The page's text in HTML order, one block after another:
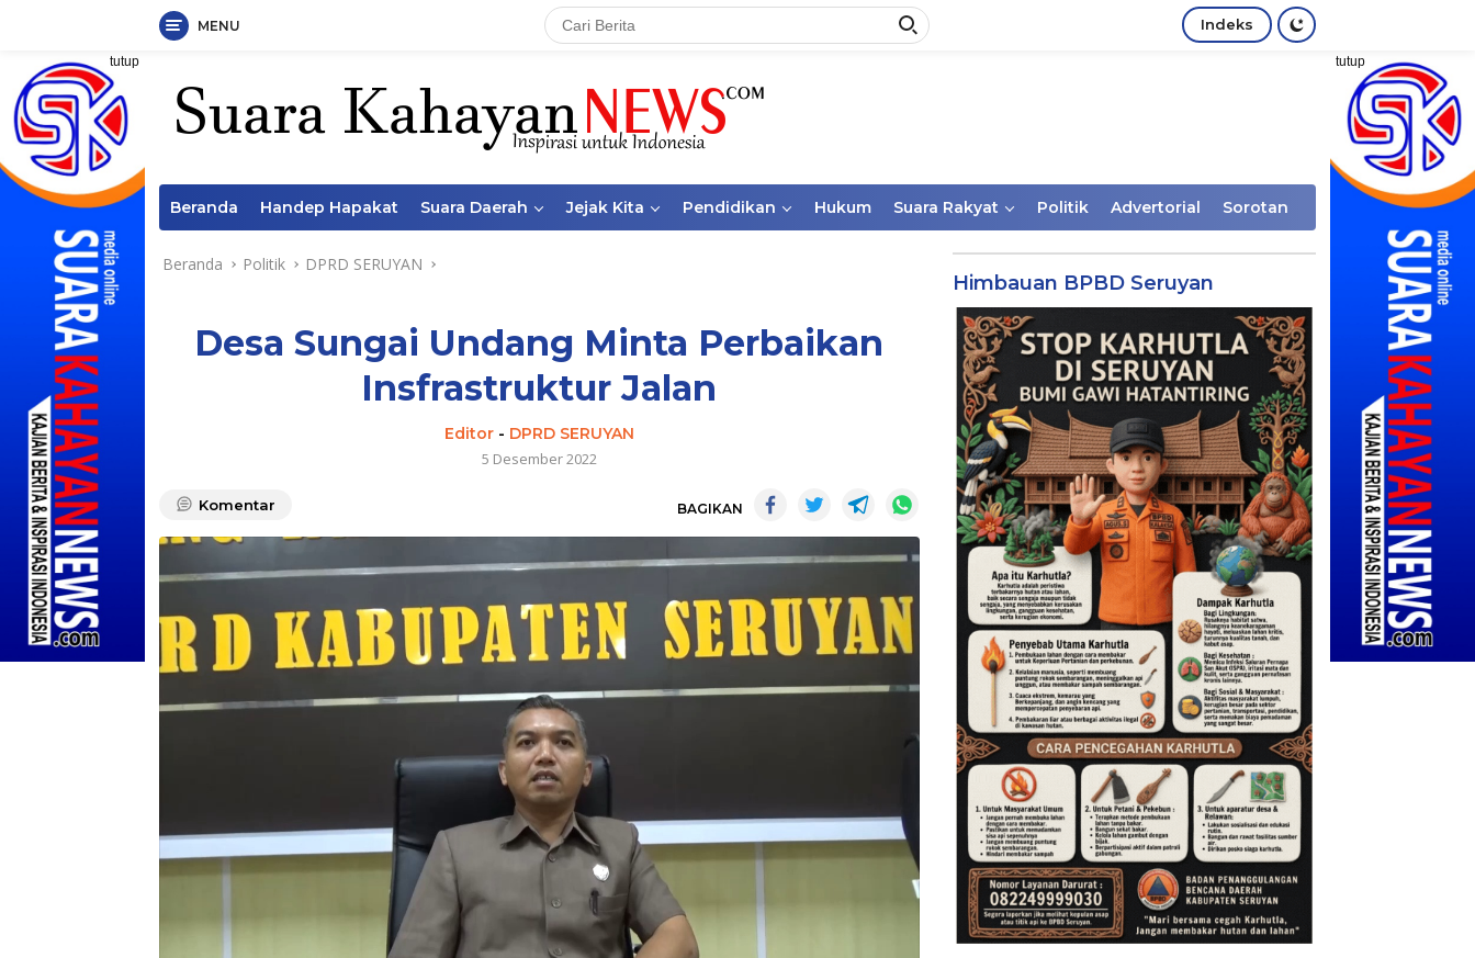
Langsung
konten
MENU Indeks
tutup tutup
Beranda Handep Hapakat Suara Daerah Jejak Kita Pendidikan Hukum Suara Rakyat Politik Advertorial Sorotan
Beranda Politik DPRD SERUYAN
Desa Sungai Undang Minta Perbaikan
Insfrastruktur Jalan
Editor- DPRD SERUYAN
5 Desember 2022
Komentar BAGIKAN
Himbauan BPBD Seruyan